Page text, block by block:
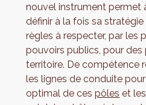
nouvel instrument permet
définir à la fois sa
règles à respecter, par les
pouvoirs publics, pour
territoire. De compétence
les lignes de conduite
optimal de cespôles et